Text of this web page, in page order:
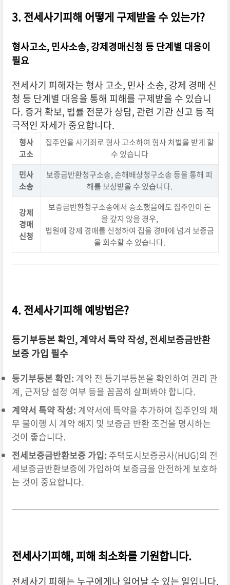
3. 전세사기피해 어떻게 구제받을 수 있는가?
형사고소, 민사소송, 강제경매신청 등 단계별 대응이
필요
전세사기 피해자는 형사 고소, 민사 소송, 강제 경매 신
청 등 단계별 대응을 통해 피해를 구제받을 수 있습니
다. 증거 확보, 법률 전문가 상담, 관련 기관 신고 등 적
극적인 자세가 중요합니다.
형사
고소
집주인을 사기죄로 형사 고소하여 형사 처벌을 받게 할
수 있습니다
민사
소송
보증금반환청구소송, 손해배상청구소송 등을 통해 피
해를 보상받을 수 있습니다.
강제
경매
신청
보증금반환청구소송에서 승소했음에도 집주인이 돈
을 갚지 않을 경우,
법원에 강제 경매를 신청하여 집을 경매에 넘겨 보증금
을 회수할 수 있습니다.
4. 전세사기피해 예방법은?
등기부등본 확인, 계약서 특약 작성, 전세보증금반환
보증 가입 필수
등기부등본 확인: 계약 전 등기부등본을 확인하여 권리 관
계, 근저당 설정 여부 등을 꼼꼼히 살펴봐야 합니다.
계약서 특약 작성: 계약서에 특약을 추가하여 집주인의 채
무 불이행 시 계약 해지 및 보증금 반환 조건을 명시하는
것이 좋습니다.
전세보증금반환보증 가입: 주택도시보증공사(HUG)의 전
세보증금반환보증에 가입하여 보증금을 안전하게 보호하
는 것이 중요합니다.
전세사기피해, 피해 최소화를 기원합니다.
전세사기 피해는 누구에게나 일어날 수 있는 일입니다.